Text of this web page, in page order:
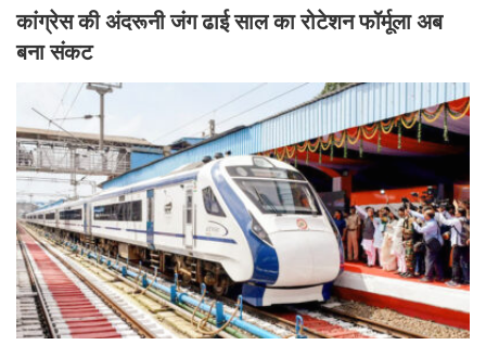
कांग्रेस की अंदरूनी जंग ढाई साल का रोटेशन फॉर्मूला अब
बना संकट